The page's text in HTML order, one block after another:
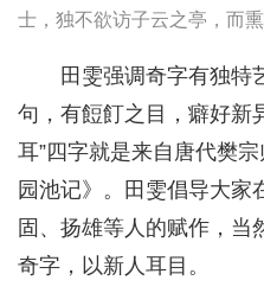
士，独不欲访子云之亭，而
田雯强调奇字有独特
句，有餖飣之目，癖好新
耳”四字就是来自唐代樊
园池记》。田雯倡导大家
固、扬雄等人的赋作，当
奇字，以新人耳目。